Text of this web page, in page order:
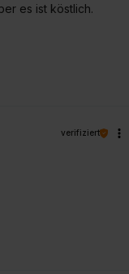
es ist köstlich.
verifiziert